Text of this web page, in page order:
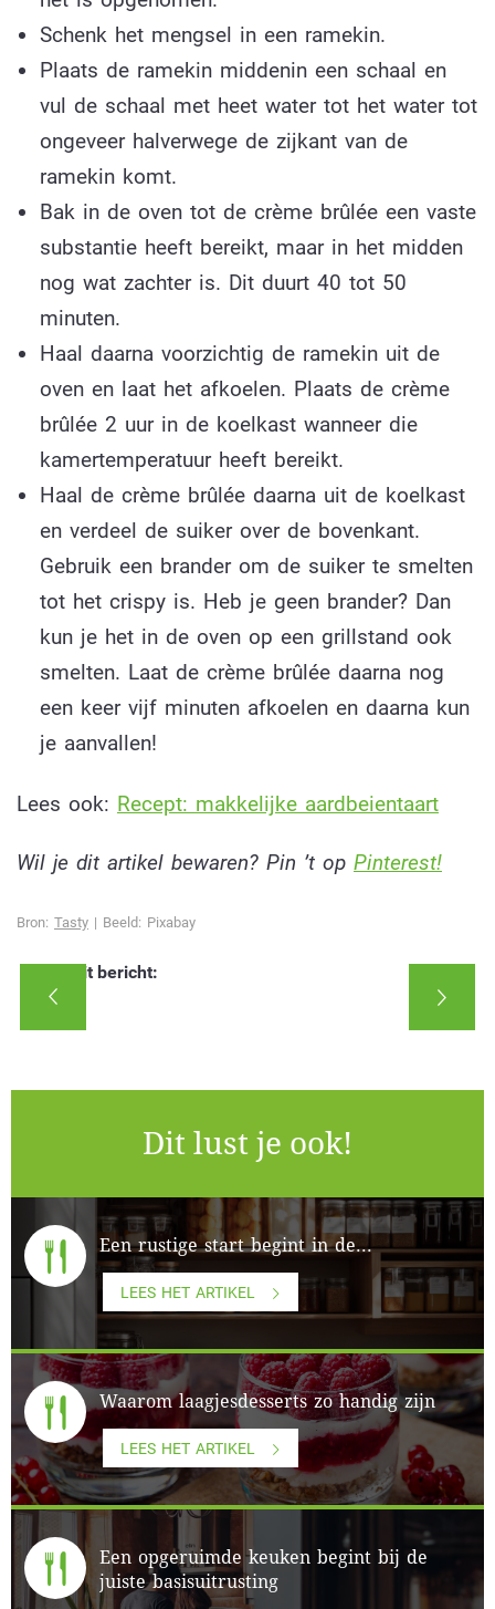
Schenk het mengsel in een ramekin.
Plaats de ramekin middenin een schaal en
vul de schaal met heet water tot het water tot
ongeveer halverwege de zijkant van de
ramekin komt.
Bak in de oven tot de crème brûlée een vaste
substantie heeft bereikt, maar in het midden
nog wat zachter is. Dit duurt 40 tot 50
minuten.
Haal daarna voorzichtig de ramekin uit de
oven en laat het afkoelen. Plaats de crème
brûlée 2 uur in de koelkast wanneer die
kamertemperatuur heeft bereikt.
Haal de crème brûlée daarna uit de koelkast
en verdeel de suiker over de bovenkant.
Gebruik een brander om de suiker te smelten
tot het crispy is. Heb je geen brander? Dan
kun je het in de oven op een grillstand ook
smelten. Laat de crème brûlée daarna nog
een keer vijf minuten afkoelen en daarna kun
je aanvallen!
Lees ook: Recept: makkelijke aardbeientaart
Wil je dit artikel bewaren? Pin ’t op Pinterest!
Bron: Tasty | Beeld: Pixabay
Deel dit bericht:
Dit lust je ook!
Een rustige start begint in de...
LEES HET ARTIKEL
Waarom laagjesdesserts zo handig zijn
LEES HET ARTIKEL
Een opgeruimde keuken begint bij de
juiste basisuitrusting